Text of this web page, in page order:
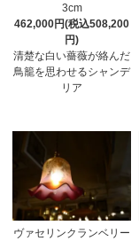
3cm
462,000円(税込508,200
円)
清楚な白い薔薇が絡んだ
鳥籠を思わせるシャンデ
リア
ヴァセリンクランベリー